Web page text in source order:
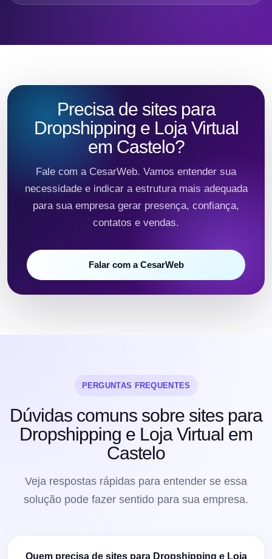
Precisa de sites para
Dropshipping e Loja Virtual
em Castelo?
Fale com a CesarWeb. Vamos entender sua
necessidade e indicar a estrutura mais adequada
para sua empresa gerar presença, confiança,
contatos e vendas.
Falar com a CesarWeb
PERGUNTAS FREQUENTES
Dúvidas comuns sobre sites para
Dropshipping e Loja Virtual em
Castelo
Veja respostas rápidas para entender se essa
solução pode fazer sentido para sua empresa.
Quem precisa de sites para Dropshipping e Loja